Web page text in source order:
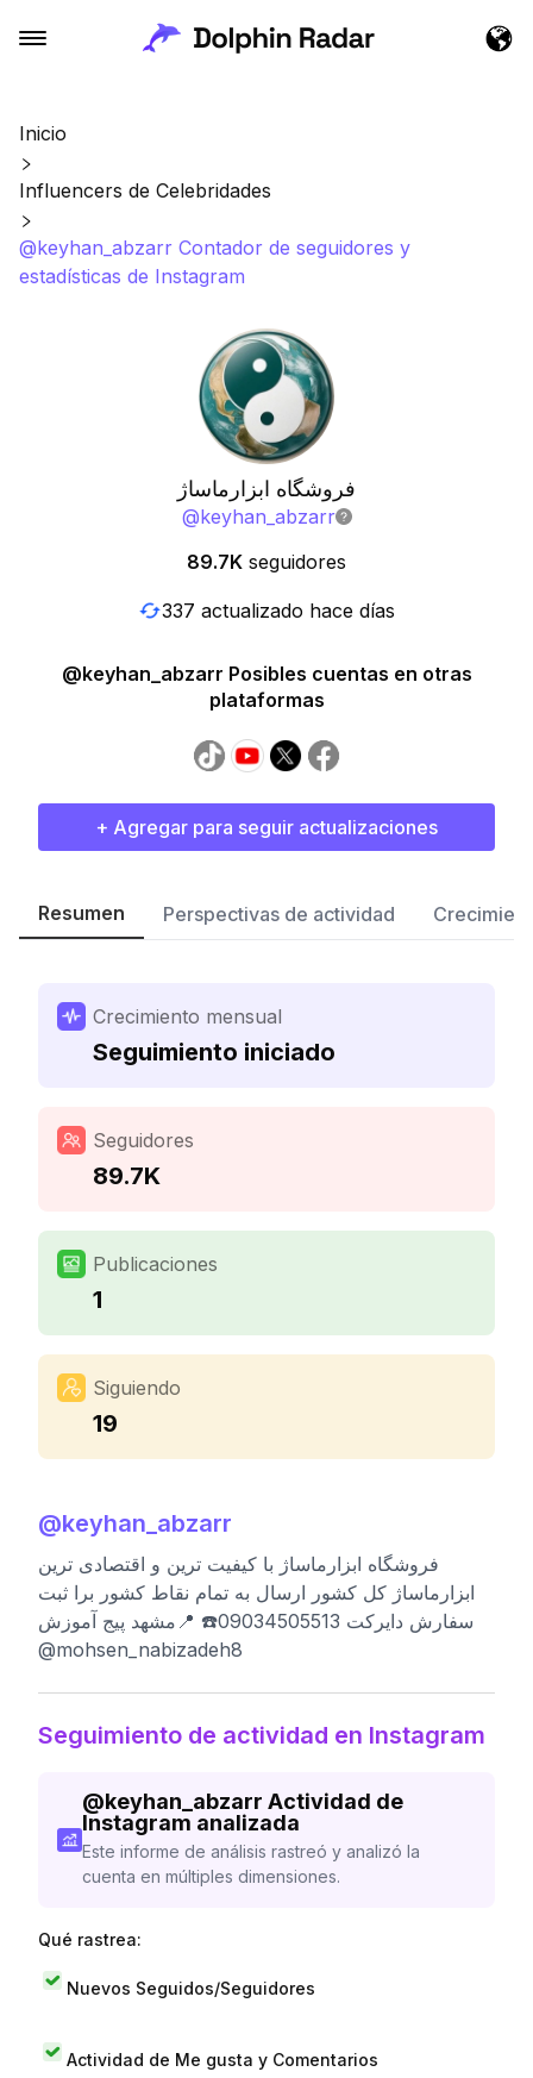
Inicio
Influencers de Celebridades
@keyhan_abzarr Contador de seguidores y
estadísticas de Instagram
فروشگاه ابزارماساژ
@keyhan_abzarr
89.7K seguidores
337 actualizado hace días
@keyhan_abzarr Posibles cuentas en otras
plataformas
+ Agregar para seguir actualizaciones
Resumen Perspectivas de actividad
Crecimiento mensual
Seguimiento iniciado
Seguidores
89.7K
Publicaciones
1
Siguiendo
19
@keyhan_abzarr
فروشگاه ابزارماساژ با کیفیت ترین و اقتصادی ترین
ابزارماساژ کل کشور ارسال به تمام نقاط کشور برا ثبت
سفارش دایرکت 09034505513☎️ 📍مشهد پیج آموزش
@mohsen_nabizadeh8
Seguimiento de actividad en Instagram
@keyhan_abzarr Actividad de
Instagram analizada
Este informe de análisis rastreó y analizó la
cuenta en múltiples dimensiones.
Qué rastrea:
Nuevos Seguidos/Seguidores
Actividad de Me gusta y Comentarios